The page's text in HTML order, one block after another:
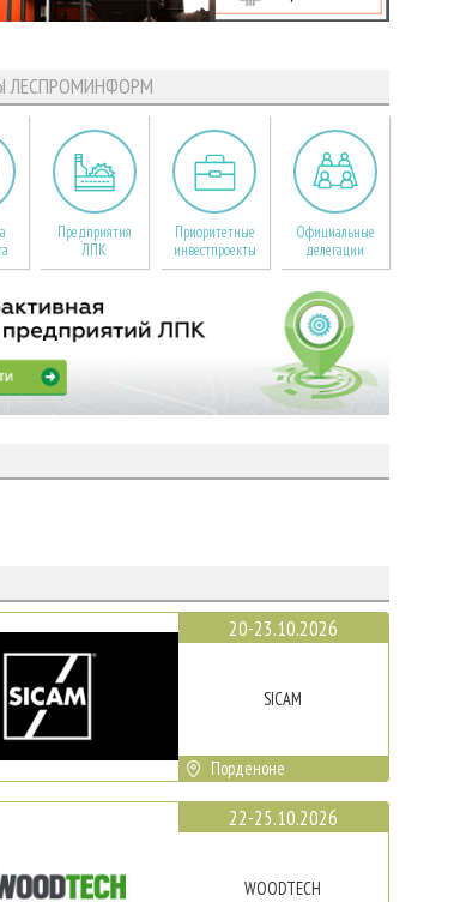
ЛЕСПРОМИНФОРМ
Предприятия
ЛПК
Приоритетные
инвестпроекты
Официальные
делегации
20-23.10.2026
SICAM
Порденоне
22-25.10.2026
WOODTECH